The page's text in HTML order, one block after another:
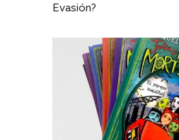
Evasión?